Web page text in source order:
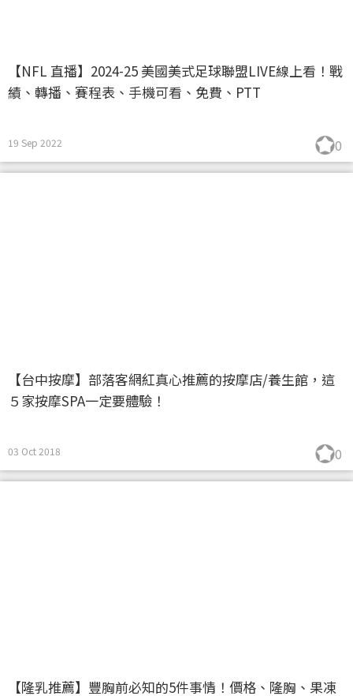
【NFL 直播】2024-25 美國美式足球聯盟LIVE線上看！戰
績、轉播、賽程表、手機可看、免費、PTT
19 Sep 2022 0
【台中按摩】部落客網紅真心推薦的按摩店/養生館，這
５家按摩SPA一定要體驗！
03 Oct 2018 0
【隆乳推薦】豐胸前必知的5件事情！價格、隆胸、果凍